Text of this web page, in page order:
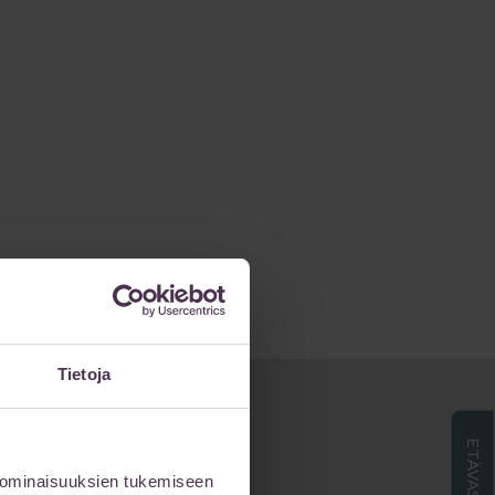
Tietoja
tukemiseen